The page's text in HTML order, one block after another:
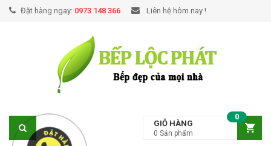
Đặt hàng ngay: 0973 148 366 Liên hệ hôm nay !
GIỎ HÀNG
0
0 Sản phẩm